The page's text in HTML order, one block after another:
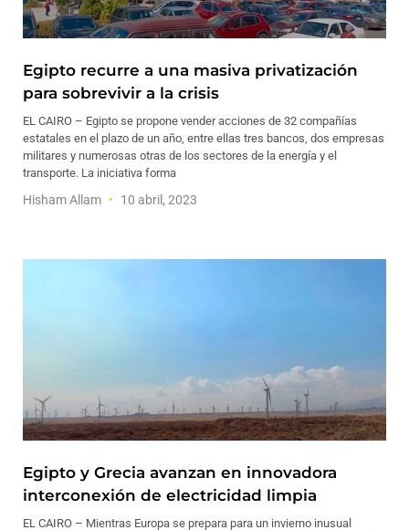
Egipto recurre a una masiva privatización
para sobrevivir a la crisis
EL CAIRO – Egipto se propone vender acciones de 32 compañías
estatales en el plazo de un año, entre ellas tres bancos, dos empresas
militares y numerosas otras de los sectores de la energía y el
transporte. La iniciativa forma
Hisham Allam 10 abril, 2023
Egipto y Grecia avanzan en innovadora
interconexión de electricidad limpia
EL CAIRO – Mientras Europa se prepara para un invierno inusual